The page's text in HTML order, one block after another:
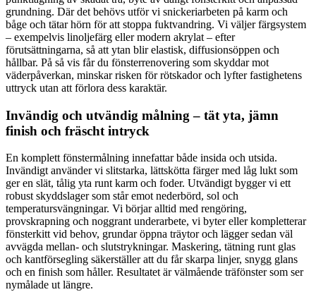
grundning. Där det behövs utför vi snickeriarbeten på karm och
båge och tätar hörn för att stoppa fuktvandring. Vi väljer färgsystem
– exempelvis linoljefärg eller modern akrylat – efter
förutsättningarna, så att ytan blir elastisk, diffusionsöppen och
hållbar. På så vis får du fönsterrenovering som skyddar mot
väderpåverkan, minskar risken för rötskador och lyfter fastighetens
uttryck utan att förlora dess karaktär.
Invändig och utvändig målning – tät yta, jämn
finish och fräscht intryck
En komplett fönstermålning innefattar både insida och utsida.
Invändigt använder vi slitstarka, lättskötta färger med låg lukt som
ger en slät, tålig yta runt karm och foder. Utvändigt bygger vi ett
robust skyddslager som står emot nederbörd, sol och
temperatursvängningar. Vi börjar alltid med rengöring,
provskrapning och noggrant underarbete, vi byter eller kompletterar
fönsterkitt vid behov, grundar öppna träytor och lägger sedan väl
avvägda mellan- och slutstrykningar. Maskering, tätning runt glas
och kantförsegling säkerställer att du får skarpa linjer, snygg glans
och en finish som håller. Resultatet är välmående träfönster som ser
nymålade ut längre.